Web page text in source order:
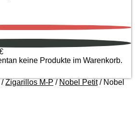
keine Produkte im Warenkorb.
/Zigarillos M-P / Nobel Petit/ Nobel